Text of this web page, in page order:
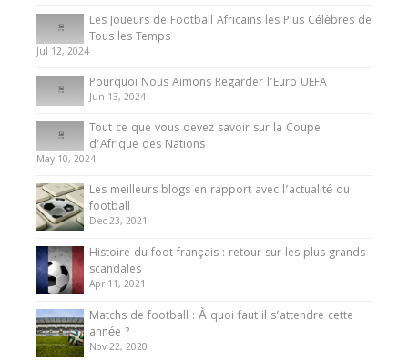
Les Joueurs de Football Africains les Plus Célèbres de
Tous les Temps
Jul 12, 2024
Pourquoi Nous Aimons Regarder l’Euro UEFA
Jun 13, 2024
Tout ce que vous devez savoir sur la Coupe
d’Afrique des Nations
May 10, 2024
Les meilleurs blogs en rapport avec l’actualité du
football
Dec 23, 2021
Histoire du foot français : retour sur les plus grands
scandales
Apr 11, 2021
Matchs de football : À quoi faut-il s’attendre cette
année ?
Nov 22, 2020